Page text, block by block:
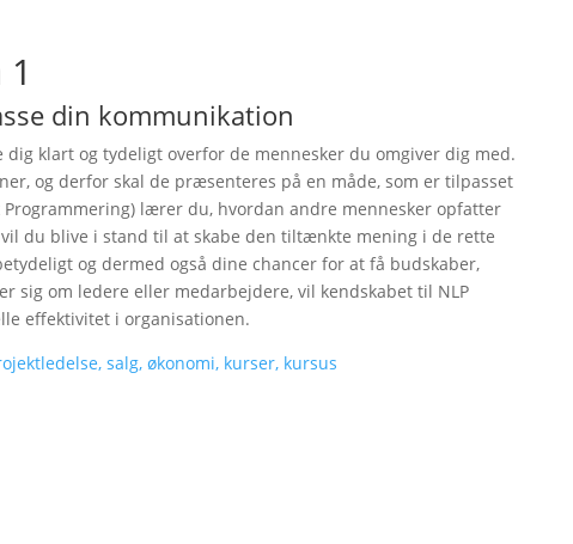
din kommunikation
klart og tydeligt overfor de mennesker du omgiver dig med.
og derfor skal de præsenteres på en måde, som er tilpasset
lærer du, hvordan andre mennesker opfatter
du blive i stand til at skabe den tiltænkte mening i de rette
og dermed også dine chancer for at få budskaber,
sig om ledere eller medarbejdere, vil kendskabet til NLP
effektivitet i organisationen.